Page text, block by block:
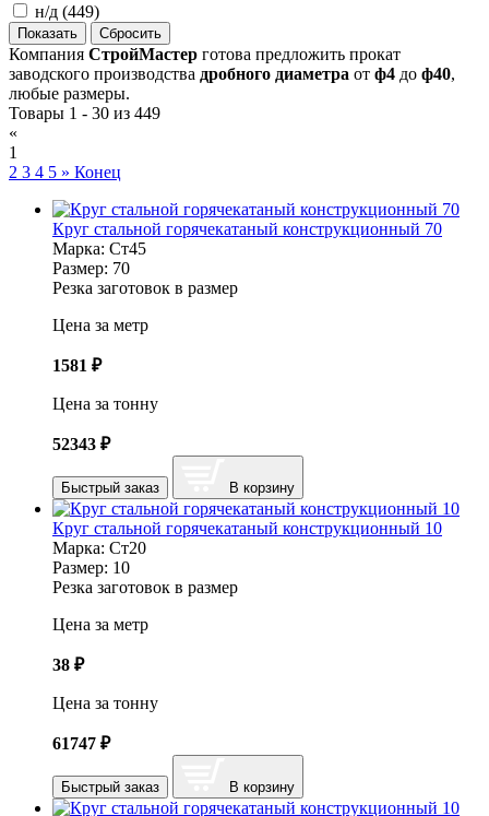
н/д (449)
Компания СтройМастер готова предложить прокат
заводского производства дробного диаметра от ф4 до ф40,
любые размеры.
Товары 1 - 30 из 449
«
1
2 3 4 5 » Конец
Круг стальной горячекатаный конструкционный 70
Марка: Ст45
Размер: 70
Резка заготовок в размер
Цена за метр
1581 ₽
Цена за тонну
52343 ₽
Быстрый заказ В корзину
Круг стальной горячекатаный конструкционный 10
Марка: Ст20
Размер: 10
Резка заготовок в размер
Цена за метр
38 ₽
Цена за тонну
61747 ₽
Быстрый заказ В корзину